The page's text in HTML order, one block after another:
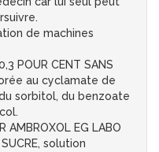
de machines
POUR CENT SANS
au cyclamate de
sorbitol, du benzoate
AMBROXOL EG LABO
solution